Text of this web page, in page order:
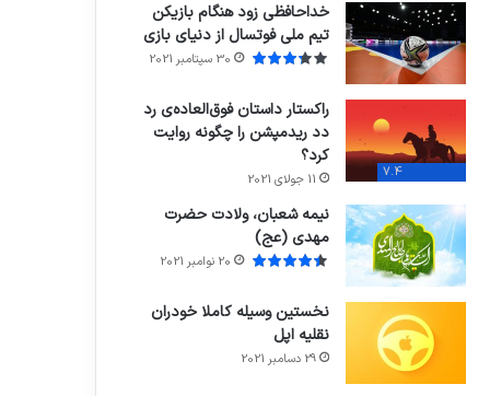
خداحافظی زود هنگام بازیکن
تیم ملی فوتسال از دنیای بازی
30 سپتامبر 2021
7.4
راکستار داستان فوق‌العاده‌ی رد
دد ریدمپشن را چگونه روایت
کرد؟
11 جولای 2021
نیمه شعبان، ولادت حضرت
مهدی (عج)
20 نوامبر 2021
نخستین وسیله کاملا خودران
نقلیه اپل
29 دسامبر 2021